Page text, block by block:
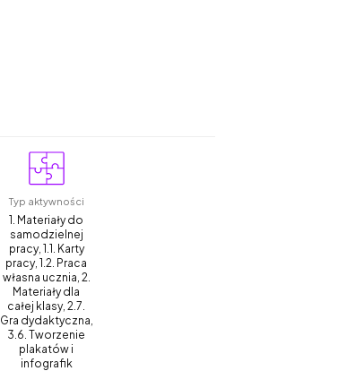
Typ aktywności
1. Materiały do
samodzielnej
pracy, 1.1. Karty
pracy, 1.2. Praca
własna ucznia, 2.
Materiały dla
całej klasy, 2.7.
Gra dydaktyczna,
3.6. Tworzenie
plakatów i
infografik